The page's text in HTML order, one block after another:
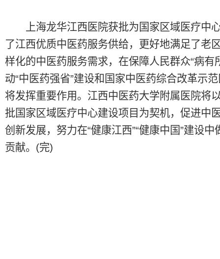
上海龙华江西医院获批为国家区域医疗中
了江西优质中医药服务供给，更好地满足了老
样化的中医药服务需求，在保障人民群众“病有
动“中医药强省”建设和国家中医药综合改革示
将发挥重要作用。江西中医药大学附属医院将
批国家区域医疗中心建设项目为契机，促进中
创新发展，努力在“健康江西”“健康中国”建设中
贡献。(完)